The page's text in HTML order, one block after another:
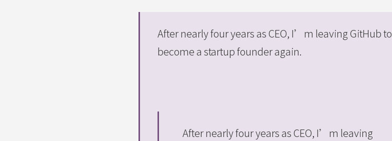
After nearly four years as CEO, I’m leaving GitHub to
become a startup founder again.
After nearly four years as CEO, I’m leaving